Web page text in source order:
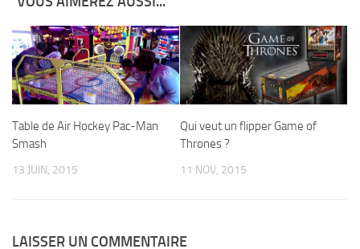
Table de Air Hockey Pac-Man
Smash
13 JUIN, 2015
Qui veut un flipper Game of
Thrones ?
11 NOV, 2015
LAISSER UN COMMENTAIRE